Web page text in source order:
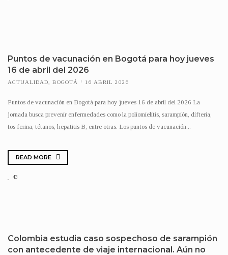
Puntos de vacunación en Bogotá para hoy jueves
16 de abril del 2026
ACTUALIDAD BOGOTÁ 16 ABRIL 2026
Puntos de vacunación en Bogotá para hoy jueves 16 de abril del 2026 La
jornada busca prevenir enfermedades como la poliomielitis, sarampión, difteria,
tos ferina, tétanos, hepatitis B, entre otras. Los puntos de vacunación...
READ MORE
43
Colombia estudia caso sospechoso de sarampión
con antecedente de viaje internacional. Aún no